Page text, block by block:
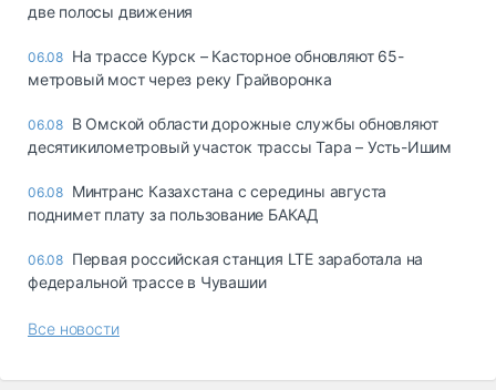
две полосы движения
06.08 На трассе Курск – Касторное обновляют 65-
метровый мост через реку Грайворонка
06.08 В Омской области дорожные службы обновляют
десятикилометровый участок трассы Тара – Усть-Ишим
06.08 Минтранс Казахстана с середины августа
поднимет плату за пользование БАКАД
06.08 Первая российская станция LTE заработала на
федеральной трассе в Чувашии
Все новости